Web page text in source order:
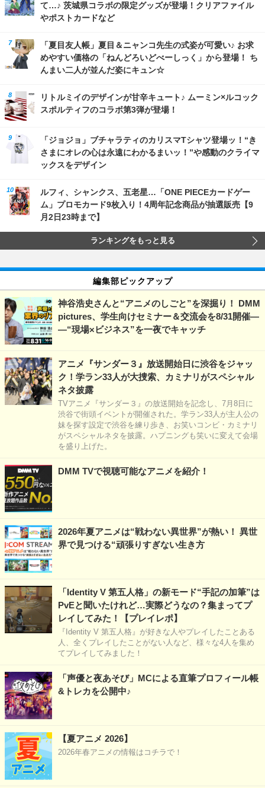
て…♪ 茨城県コラボの限定グッズが登場！クリアファイル
やポストカードなど
「夏目友人帳」夏目＆ニャンコ先生の式姿が可愛い♪ お求
めやすい価格の「ねんどろいどべーしっく」から登場！ ち
んまい二人が並んだ姿にキュン☆
リトルミイのデザインが甘辛キュート♪ ムーミン×ルコック
スポルティフのコラボ第3弾が登場！
「ジョジョ」ブチャラティのカリスマTシャツ登場ッ！“き
さまにオレの心は永遠にわかるまいッ！”や感動のクライマ
ックスをデザイン
ルフィ、シャンクス、五老星…「ONE PIECEカードゲー
ム」プロモカード9枚入り！4周年記念商品が抽選販売【9
月2日23時まで】
ランキングをもっと見る
編集部ピックアップ
神谷浩史さんと“アニメのしごと”を深掘り！ DMM
pictures、学生向けセミナー＆交流会を8/31開催―
―“現場×ビジネス”を一夜でキャッチ
アニメ『サンダー３』放送開始日に渋谷をジャッ
ク！学ラン33人が大捜索、カミナリがスペシャル
ネタ披露
TVアニメ『サンダー３』の放送開始を記念し、7月8日に
渋谷で街頭イベントが開催された。学ラン33人が主人公の
妹を探す設定で渋谷を練り歩き、お笑いコンビ・カミナリ
がスペシャルネタを披露。ハプニングも笑いに変えて会場
を盛り上げた。
DMM TVで視聴可能なアニメを紹介！
2026年夏アニメは“戦わない異世界”が熱い！ 異世
界で見つける“頑張りすぎない生き方
「Identity V 第五人格」の新モード“手記の加筆”は
PvEと聞いたけれど…実際どうなの？集まってプ
レイしてみた！【プレイレポ】
『Identity V 第五人格』が好きな人やプレイしたことある
人、全くプレイしたことがない人など、様々な4人を集め
てプレイしてみました！
「声優と夜あそび」MCによる直筆プロフィール帳
&トレカを公開中♪
【夏アニメ 2026】
2026年春アニメの情報はコチラで！